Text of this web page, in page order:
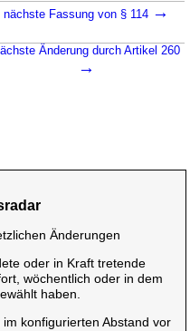
nächste Fassung von § 114 →
Änderung durch Artikel 260
→
Änderungen
oder in Kraft tretende
wöchentlich oder in dem
haben.
konfigurierten Abstand vor